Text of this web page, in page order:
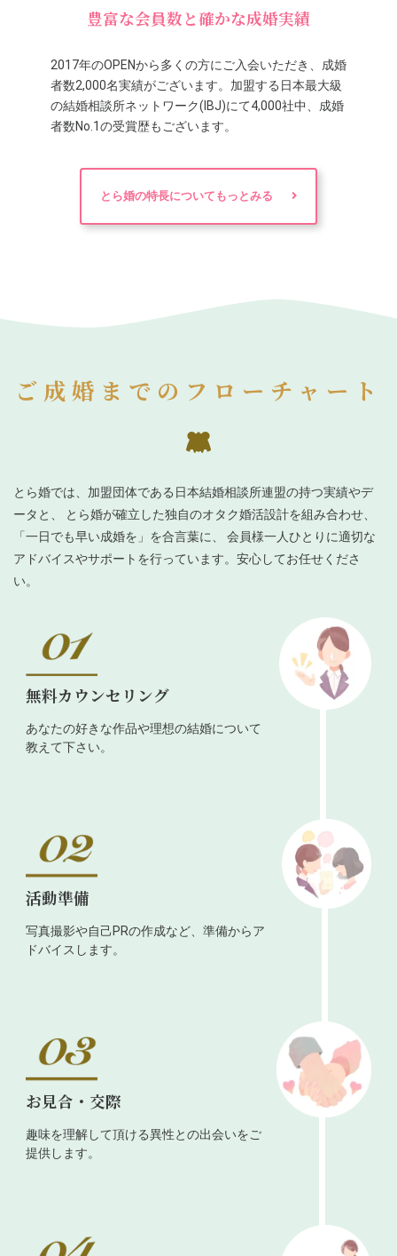
豊富な会員数と確かな成婚実績
2017年のOPENから多くの方にご入会いただき、成婚
者数2,000名実績がございます。加盟する日本最大級
の結婚相談所ネットワーク(IBJ)にて4,000社中、成婚
者数No.1の受賞歴もございます。
とら婚の特長についてもっとみる
ご成婚までのフローチャート
とら婚では、加盟団体である日本結婚相談所連盟の持つ実績やデ
ータと、 とら婚が確立した独自のオタク婚活設計を組み合わせ、
「一日でも早い成婚を」を合言葉に、 会員様一人ひとりに適切な
アドバイスやサポートを行っています。安心してお任せくださ
い。
無料カウンセリング
あなたの好きな作品や理想の結婚について
教えて下さい。
活動準備
写真撮影や自己PRの作成など、準備からア
ドバイスします。
お見合・交際
趣味を理解して頂ける異性との出会いをご
提供します。